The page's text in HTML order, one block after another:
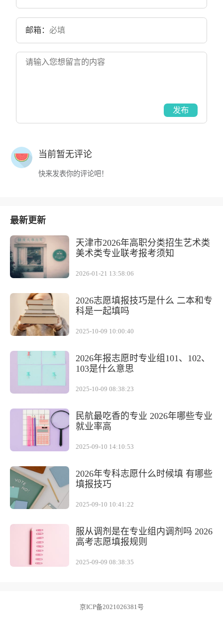
邮箱：
发布
当前暂无评论
快来发表你的评论吧！
最新更新
天津市2026年高职分类招生艺术类
美术类专业联考报考须知
2026-01-21 13:58:06
2026志愿填报技巧是什么 二本和专
科是一起填吗
2025-10-09 10:00:40
2026年报志愿时专业组101、102、
103是什么意思
2025-10-09 08:38:23
民航最吃香的专业 2026年哪些专业
就业率高
2025-09-10 14:10:53
2026年专科志愿什么时候填 有哪些
填报技巧
2025-09-10 10:41:22
服从调剂是在专业组内调剂吗 2026
高考志愿填报规则
2025-09-09 08:38:35
京ICP备2021026381号